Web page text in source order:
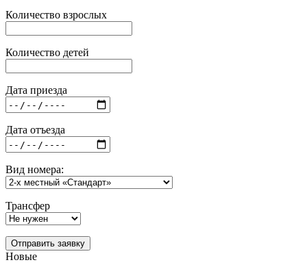
Количество взрослых
Количество детей
Дата приезда
Дата отъезда
Вид номера:
Трансфер
Отправить заявку
Новые